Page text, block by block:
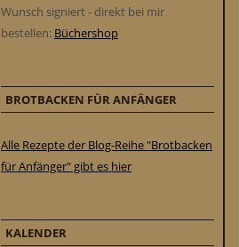
Wunsch signiert - direkt bei mir
bestellen: Büchershop
BROTBACKEN FÜR ANFÄNGER
Alle Rezepte der Blog-Reihe "Brotbacken
für Anfänger" gibt es hier
KALENDER